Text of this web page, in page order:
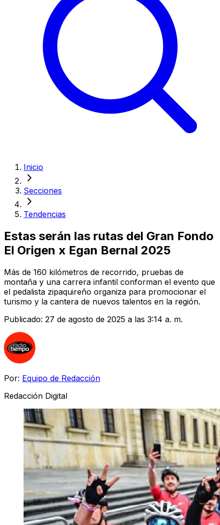
Inicio
Secciones
Tendencias
Estas serán las rutas del Gran Fondo
El Origen x Egan Bernal 2025
Más de 160 kilómetros de recorrido, pruebas de
montaña y una carrera infantil conforman el evento que
el pedalista zipaquireño organiza para promocionar el
turismo y la cantera de nuevos talentos en la región.
Publicado: 27 de agosto de 2025 a las 3:14 a. m.
Por: Equipo de Redacción
Redacción Digital